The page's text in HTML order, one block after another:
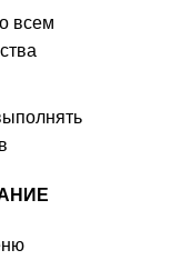
всем